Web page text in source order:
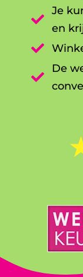

Je
en


De